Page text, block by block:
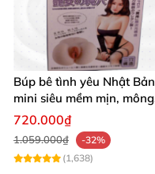
Búp bê tình yêu Nhật Bản
mini siêu mềm mịn, mông
tròn quyến rũ
720.000₫
1.059.000₫
-32%
(1,638)